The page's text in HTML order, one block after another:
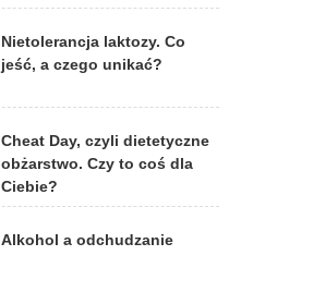
Nietolerancja laktozy. Co
jeść, a czego unikać?
Cheat Day, czyli dietetyczne
obżarstwo. Czy to coś dla
Ciebie?
Alkohol a odchudzanie